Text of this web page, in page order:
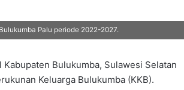
Palu periode 2022-2027.
Bulukumba, Sulawesi Selatan
Keluarga Bulukumba (KKB).